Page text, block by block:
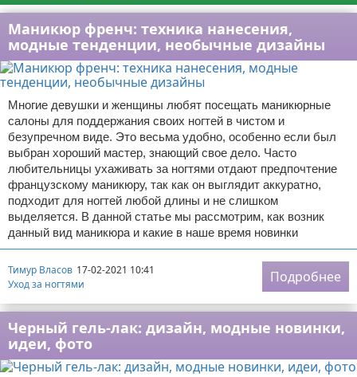
Маникюр френч: техника нанесения,
модные тенденции, необычные дизайны
Многие девушки и женщины любят посещать маникюрные
салоны для поддержания своих ногтей в чистом и
безупречном виде. Это весьма удобно, особенно если был
выбран хороший мастер, знающий свое дело. Часто
любительницы ухаживать за ногтями отдают предпочтение
французскому маникюру, так как он выглядит аккуратно,
подходит для ногтей любой длины и не слишком
выделяется. В данной статье мы рассмотрим, как возник
данный вид маникюра и какие в наше время новинки
Тимур Власов 17-02-2021 10:41
Уход за ногтями
Подробнее
Черный гель-лак: дизайн, модные новинки,
идеи, фото